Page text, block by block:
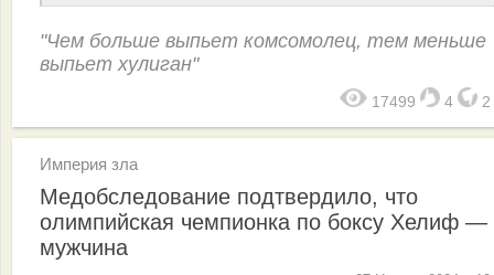
"Чем больше выпьет комсомолец, тем меньше
выпьет хулиган"
17499 4 2
Империя зла
Медобследование подтвердило, что
олимпийская чемпионка по боксу Хелиф —
мужчина